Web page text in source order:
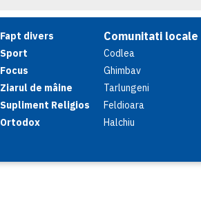
Fapt divers
Sport
Focus
Ziarul de mâine
Supliment Religios
Ortodox
Comunitati locale
Codlea
Ghimbav
Tarlungeni
Feldioara
Halchiu